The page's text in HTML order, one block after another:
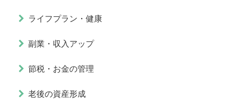
ライフプラン・健康
副業・収入アップ
節税・お金の管理
老後の資産形成